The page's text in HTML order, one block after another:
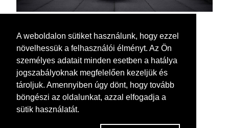
A weboldalon sütiket használunk, hogy ezzel
növelhessük a felhasználói élményt. Az Ön
személyes adatait minden esetben a hatálya
jogszabályoknak megfelelően kezeljük és
tároljuk. Amennyiben úgy dönt, hogy tovább
böngészi az oldalunkat, azzal elfogadja a
sütik használatát.